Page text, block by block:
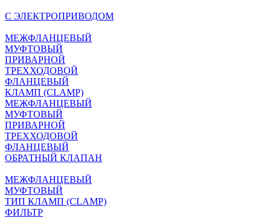
C ЭЛЕКТРОПРИВОДОМ
МЕЖФЛАНЦЕВЫЙ
МУФТОВЫЙ
ПРИВАРНОЙ
ТРЕХХОДОВОЙ
ФЛАНЦЕВЫЙ
КЛАМП (CLAMP)
МЕЖФЛАНЦЕВЫЙ
МУФТОВЫЙ
ПРИВАРНОЙ
ТРЕХХОДОВОЙ
ФЛАНЦЕВЫЙ
ОБРАТНЫЙ КЛАПАН
МЕЖФЛАНЦЕВЫЙ
МУФТОВЫЙ
ТИП КЛАМП (CLAMP)
ФИЛЬТР